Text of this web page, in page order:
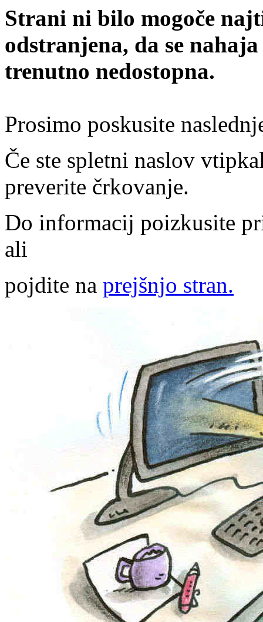
Strani ni bilo mogoče
odstranjena, da se
trenutno nedostopna.
Prosimo poskusite
Če ste spletni naslov
preverite črkovanje.
Do informacij poizkusite
ali
pojdite na prejšnjo stran.